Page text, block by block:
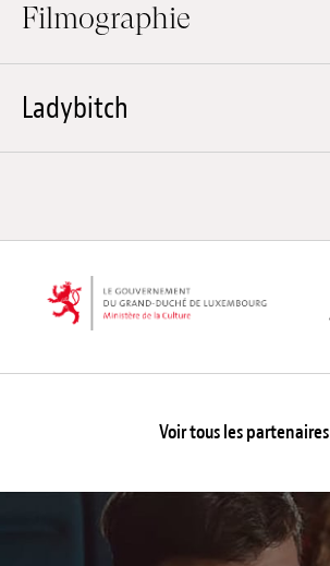
Filmographie
Ladybitch
Voir tous les partenaires